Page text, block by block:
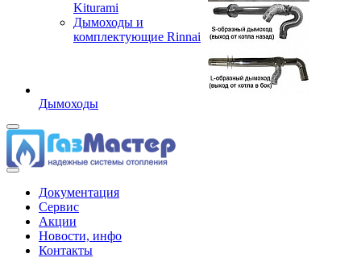
Kiturami
Дымоходы и
комплектующие Rinnai
Дымоходы
Документация
Сервис
Акции
Новости, инфо
Контакты